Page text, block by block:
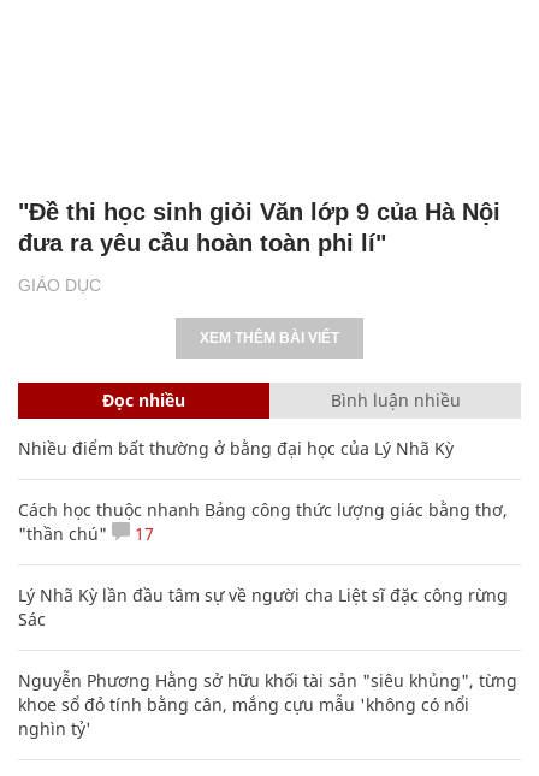
GIÁO DỤC
"Đề thi học sinh giỏi Văn lớp 9 của Hà Nội
đưa ra yêu cầu hoàn toàn phi lí"
XEM THÊM BÀI VIẾT
Đọc nhiều Bình luận nhiều
Nhiều điểm bất thường ở bằng đại học của Lý Nhã Kỳ
Cách học thuộc nhanh Bảng công thức lượng giác bằng thơ,
"thần chú"
17
Lý Nhã Kỳ lần đầu tâm sự về người cha Liệt sĩ đặc công rừng
Sác
Nguyễn Phương Hằng sở hữu khối tài sản "siêu khủng", từng
khoe sổ đỏ tính bằng cân, mắng cựu mẫu 'không có nổi
nghìn tỷ'